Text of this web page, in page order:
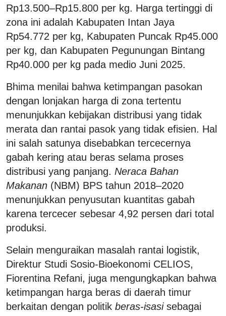
Rp13.500–Rp15.800 per kg. Harga tertinggi di
zona ini adalah Kabupaten Intan Jaya
Rp54.772 per kg, Kabupaten Puncak Rp45.000
per kg, dan Kabupaten Pegunungan Bintang
Rp40.000 per kg pada medio Juni 2025.
Bhima menilai bahwa ketimpangan pasokan
dengan lonjakan harga di zona tertentu
menunjukkan kebijakan distribusi yang tidak
merata dan rantai pasok yang tidak efisien. Hal
ini salah satunya disebabkan tercecernya
gabah kering atau beras selama proses
distribusi yang panjang. Neraca Bahan
Makanan (NBM) BPS tahun 2018–2020
menunjukkan penyusutan kuantitas gabah
karena tercecer sebesar 4,92 persen dari total
produksi.
Selain menguraikan masalah rantai logistik,
Direktur Studi Sosio-Bioekonomi CELIOS,
Fiorentina Refani, juga mengungkapkan bahwa
ketimpangan harga beras di daerah timur
berkaitan dengan politik beras-isasisebagai